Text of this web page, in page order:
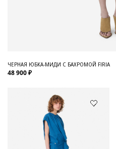
ЧЕРНАЯ ЮБКА-МИДИ С БАХРОМОЙ FIRIA
48 900 ₽